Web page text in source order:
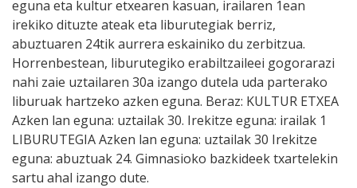
eguna eta kultur etxearen kasuan, irailaren 1ean
irekiko dituzte ateak eta liburutegiak berriz,
abuztuaren 24tik aurrera eskainiko du zerbitzua.
Horrenbestean, liburutegiko erabiltzaileei gogorarazi
nahi zaie uztailaren 30a izango dutela uda parterako
liburuak hartzeko azken eguna. Beraz: KULTUR ETXEA
Azken lan eguna: uztailak 30. Irekitze eguna: irailak 1
LIBURUTEGIA Azken lan eguna: uztailak 30 Irekitze
eguna: abuztuak 24. Gimnasioko bazkideek txartelekin
sartu ahal izango dute.